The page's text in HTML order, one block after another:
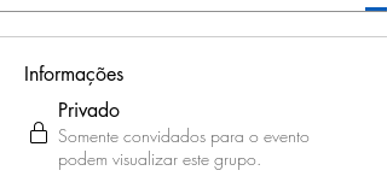
Informações
Privado
Somente convidados para o evento
podem visualizar este grupo.